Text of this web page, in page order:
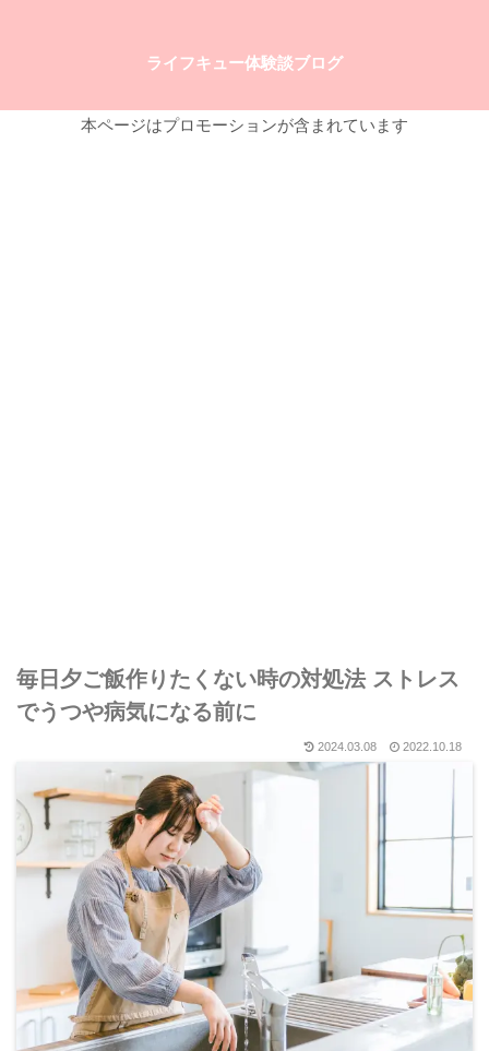
ライフキュー体験談ブログ
本ページはプロモーションが含まれています
毎日夕ご飯作りたくない時の対処法 ストレス
でうつや病気になる前に
2024.03.08 2022.10.18